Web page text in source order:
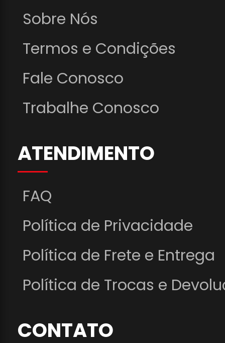
Sobre Nós
Termos e Condições
Fale Conosco
Trabalhe Conosco
ATENDIMENTO
FAQ
Política de Privacidade
Política de Frete e Entrega
Política de Trocas e
CONTATO